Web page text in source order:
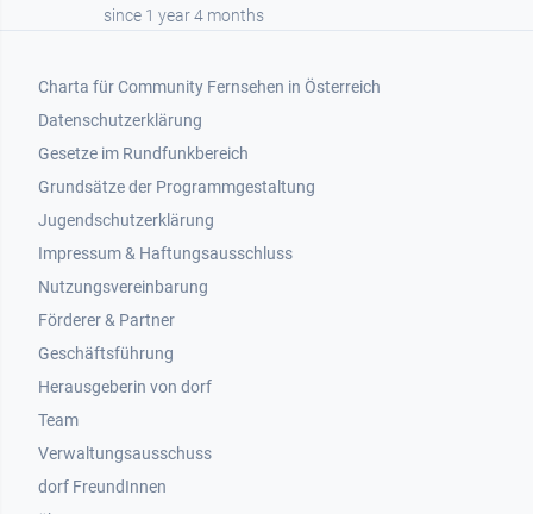
since 1 year 4 months
Footer 1
Charta für Community Fernsehen in Österreich
Datenschutzerklärung
Gesetze im Rundfunkbereich
Grundsätze der Programmgestaltung
Jugendschutzerklärung
Impressum & Haftungsausschluss
Nutzungsvereinbarung
Footer 2
Förderer & Partner
Geschäftsführung
Herausgeberin von dorf
Team
Verwaltungsausschuss
dorf FreundInnen